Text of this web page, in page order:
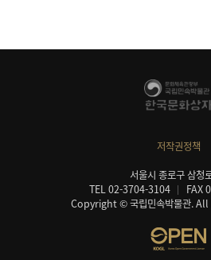
저작권정책
서울시 종로구 삼청
TEL 02-3704-3104
FAX
Copyright © 국립민속박물관.